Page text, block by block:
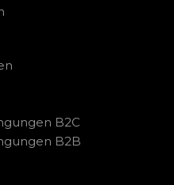
B2C
B2B